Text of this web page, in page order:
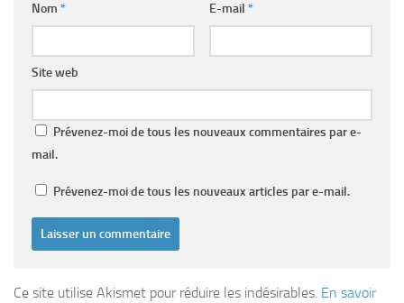
Nom * E-mail *
Site web
Prévenez-moi de tous les nouveaux commentaires par e-
mail.
Prévenez-moi de tous les nouveaux articles par e-mail.
Ce site utilise Akismet pour réduire les indésirables. En savoir